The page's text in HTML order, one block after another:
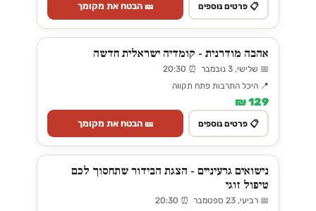
📋 פרטים נוספים 🎫 הבטח את מקומך
אהבה מודרנית - קומדיה ישראלית חדשה
📅 שלישי, 3 נובמבר ⏰ 20:30
📍 היכל התרבות פתח תקווה
129 ₪
📋 פרטים נוספים 🎫 הבטח את מקומך
נישואים גרעיניים - הצגת הבידור שתחסוך לכם
טיפול זוגי
📅 רביעי, 23 ספטמבר ⏰ 20:30